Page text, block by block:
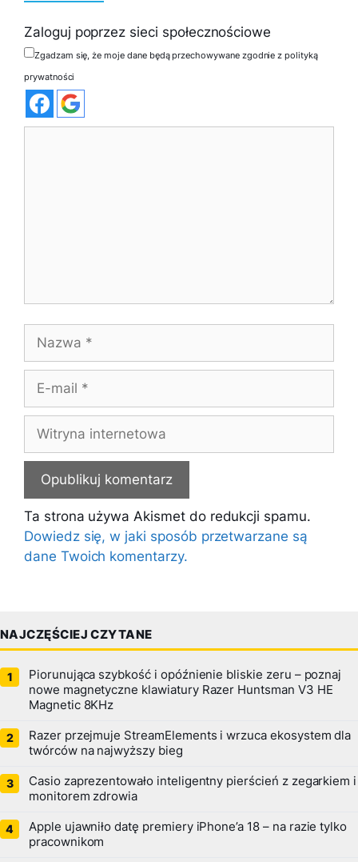
Zaloguj poprzez sieci społecznościowe
Zgadzam się, że moje dane będą przechowywane zgodnie z polityką
prywatności
Nazwa
Witryna
internetowa
Ta strona używa Akismet do redukcji spamu.
Dowiedz się, w jaki sposób przetwarzane są
dane Twoich komentarzy.
NAJCZĘŚCIEJ CZYTANE
Piorunująca szybkość i opóźnienie bliskie zeru – poznaj
nowe magnetyczne klawiatury Razer Huntsman V3 HE
Magnetic 8KHz
Razer przejmuje StreamElements i wrzuca ekosystem dla
twórców na najwyższy bieg
Casio zaprezentowało inteligentny pierścień z zegarkiem i
monitorem zdrowia
Apple ujawniło datę premiery iPhone’a 18 – na razie tylko
pracownikom